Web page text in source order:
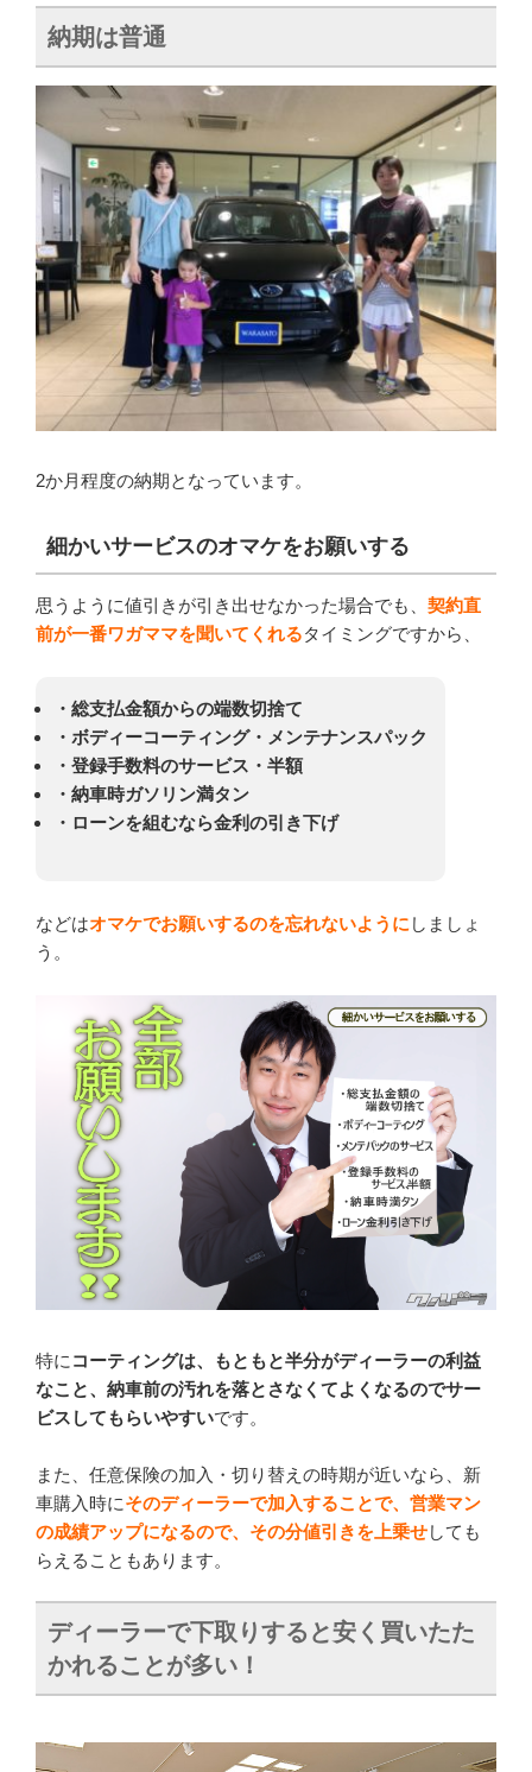
納期は普通
2か月程度の納期となっています。
細かいサービスのオマケをお願いする
思うように値引きが引き出せなかった場合でも、 契約直
前が一番ワガママを聞いてくれるタイミングですから、
・総支払金額からの端数切捨て
・ボディーコーティング・メンテナンスパック
・登録手数料のサービス・半額
・納車時ガソリン満タン
・ローンを組むなら金利の引き下げ
などはオマケでお願いするのを忘れないようにしましょ
う。
特に コーティングは、もともと半分がディーラーの利益
なこと、納車前の汚れを落とさなくてよくなるのでサー
ビスしてもらいやすいです。
また、任意保険の加入・切り替えの時期が近いなら、新
車購入時にそのディーラーで加入することで、営業マン
の成績アップになるので、その分値引きを上乗せしても
らえることもあります。
ディーラーで下取りすると安く買いたた
かれることが多い！